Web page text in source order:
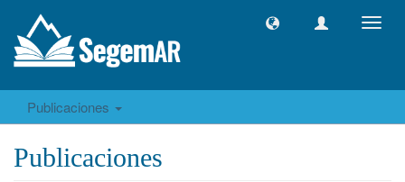
Publicaciones
Publicaciones